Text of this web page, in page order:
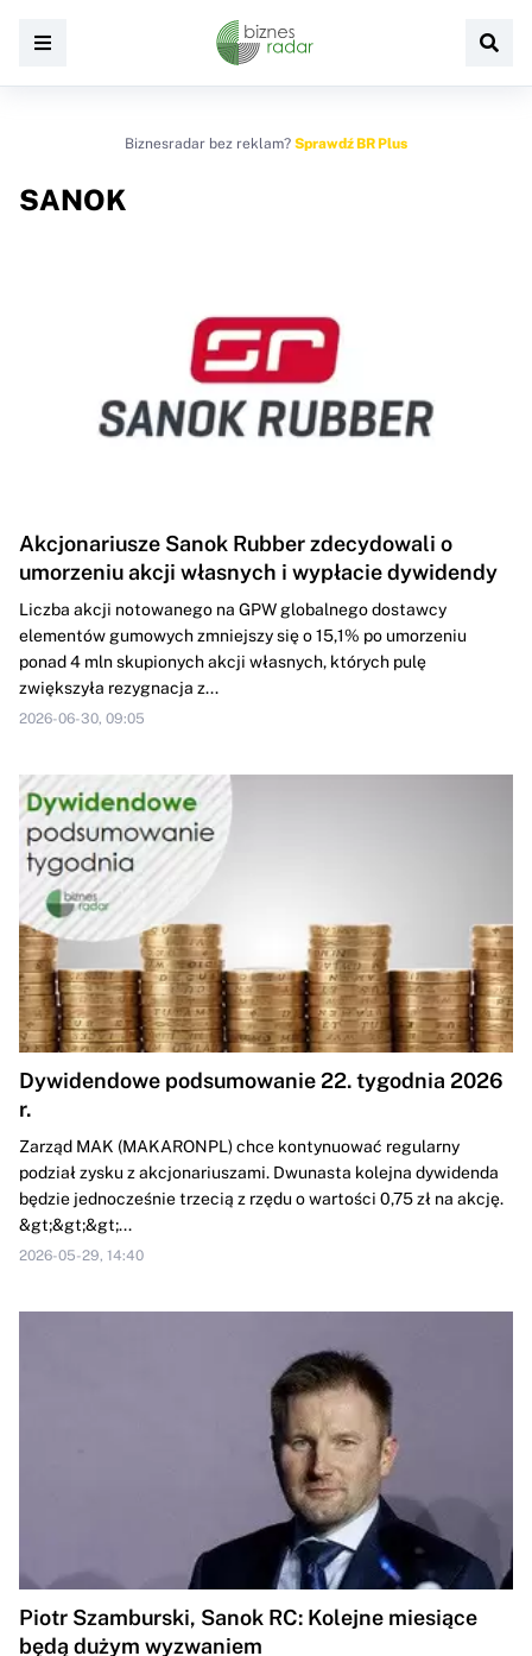
Biznesradar bez reklam? Sprawdź BR Plus
SANOK
Akcjonariusze Sanok Rubber zdecydowali o
umorzeniu akcji własnych i wypłacie dywidendy
Liczba akcji notowanego na GPW globalnego dostawcy
elementów gumowych zmniejszy się o 15,1% po umorzeniu
ponad 4 mln skupionych akcji własnych, których pulę
zwiększyła rezygnacja z...
2026-06-30, 09:05
Dywidendowe podsumowanie 22. tygodnia 2026
r.
Zarząd MAK (MAKARONPL) chce kontynuować regularny
podział zysku z akcjonariuszami. Dwunasta kolejna dywidenda
będzie jednocześnie trzecią z rzędu o wartości 0,75 zł na akcję.
&gt;&gt;&gt;...
2026-05-29, 14:40
Piotr Szamburski, Sanok RC: Kolejne miesiące
będą dużym wyzwaniem